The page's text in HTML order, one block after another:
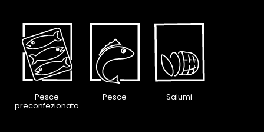
Pesce
preconfezionato
Pesce Salumi